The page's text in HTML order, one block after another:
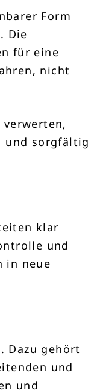
Form
Die
für eine
nicht
und sorgfältig
klar
und
in neue
Dazu gehört
und
und